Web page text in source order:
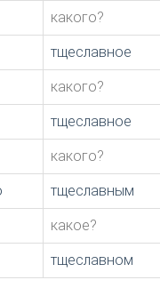
какого?
тщеславное
какого?
тщеславное
какого?
тщеславным
какое?
тщеславном